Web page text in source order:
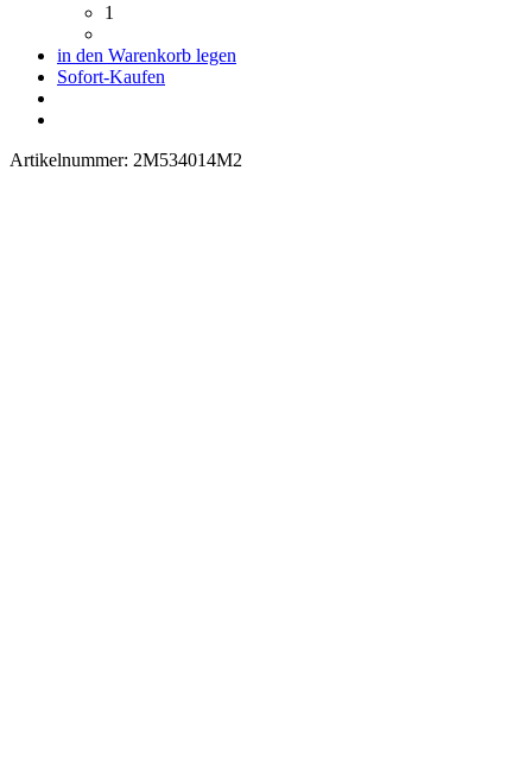
1
in den Warenkorb legen
Sofort-Kaufen
Artikelnummer: 2M534014M2